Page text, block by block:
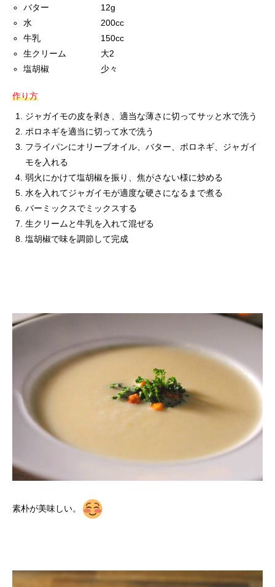
バター 12g
水 200cc
牛乳 150cc
生クリーム 大2
塩胡椒 少々
作り方
ジャガイモの皮を剥き、適当な薄さに切ってサッと水で洗う
ポロネギを適当に切って水で洗う
フライパンにオリーブオイル、バター、ポロネギ、ジャガイ
モを入れる
弱火にかけて塩胡椒を振り、焦がさない様に炒める
水を入れてジャガイモが適度な硬さになるまで煮る
バーミックスでミックスする
生クリームと牛乳を入れて混ぜる
塩胡椒で味を調節して完成
素朴が美味しい。